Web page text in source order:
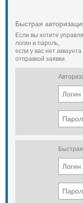
Быстрая
Если вы хотите
логин и пароль,
если у вас нет
отправкой заявки.